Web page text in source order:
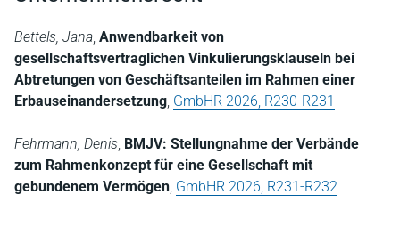
Bettels, Jana, Anwendbarkeit von
gesellschaftsvertraglichen Vinkulierungsklauseln bei
Abtretungen von Geschäftsanteilen im Rahmen einer
Erbauseinandersetzung, GmbHR 2026, R230-R231
Fehrmann, Denis, BMJV: Stellungnahme der Verbände
zum Rahmenkonzept für eine Gesellschaft mit
gebundenem Vermögen, GmbHR 2026, R231-R232